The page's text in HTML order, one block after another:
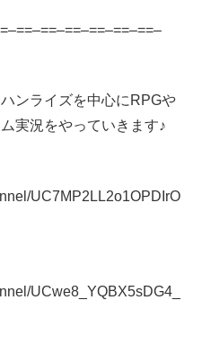
ンライズを中心にRPGや
実況をやっていきます♪
UC7MP2LL2o1OPDIrO
UCwe8_YQBX5sDG4_